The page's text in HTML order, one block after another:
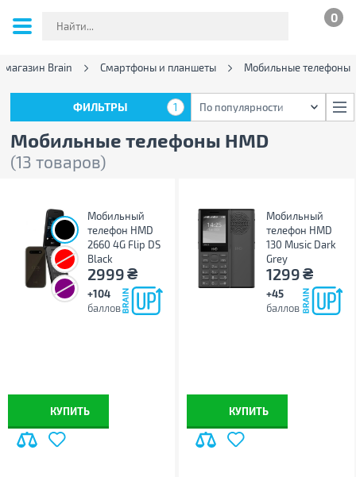
0
магазин Brain Смартфоны и планшеты Мобильные телефоны
Мобильные телефоны HMD
(13 товаров)
ФИЛЬТРЫ 1 По популярности
Мобильный
телефон HMD
2660 4G Flip DS
Black
2999₴
+104
баллов
КУПИТЬ
Мобильный
телефон HMD
130 Music Dark
Grey
1299₴
+45
баллов
КУПИТЬ
ФИЛЬТРЫ 1 По популярности